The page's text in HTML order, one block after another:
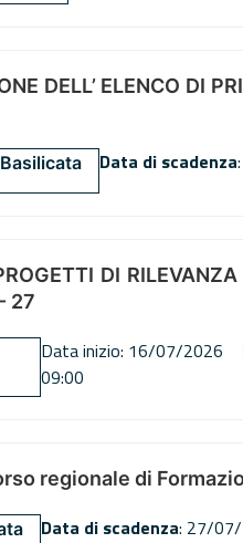
DELL’ ELENCO DI
Data di scadenza
DI
27
Data inizio: 16/07/2026
09:00
regionale di
Data di scadenza: 27/